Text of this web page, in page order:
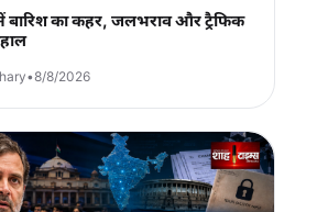
बारिश का कहर, जलभराव और ट्रैफिक
•8/8/2026